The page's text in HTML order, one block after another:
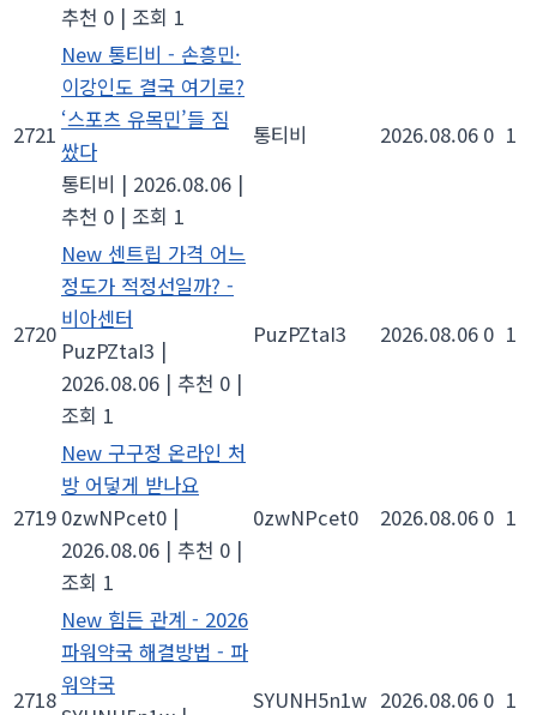
추천 0 | 조회 1
2721
New 통티비 - 손흥민·
이강인도 결국 여기로?
‘스포츠 유목민’들 짐
쌌다
통티비 | 2026.08.06 |
추천 0 | 조회 1
통티비 2026.08.06 0 1
2720
New 센트립 가격 어느
정도가 적정선일까? -
비아센터
PuzPZtaI3 |
2026.08.06 | 추천 0 |
조회 1
PuzPZtaI3 2026.08.06 0 1
2719
New 구구정 온라인 처
방 어덯게 받나요
0zwNPcet0 |
2026.08.06 | 추천 0 |
조회 1
0zwNPcet0 2026.08.06 0 1
2718
New 힘든 관계 - 2026
파워약국 해결방법 - 파
워약국
SYUNH5n1w 2026.08.06 0 1